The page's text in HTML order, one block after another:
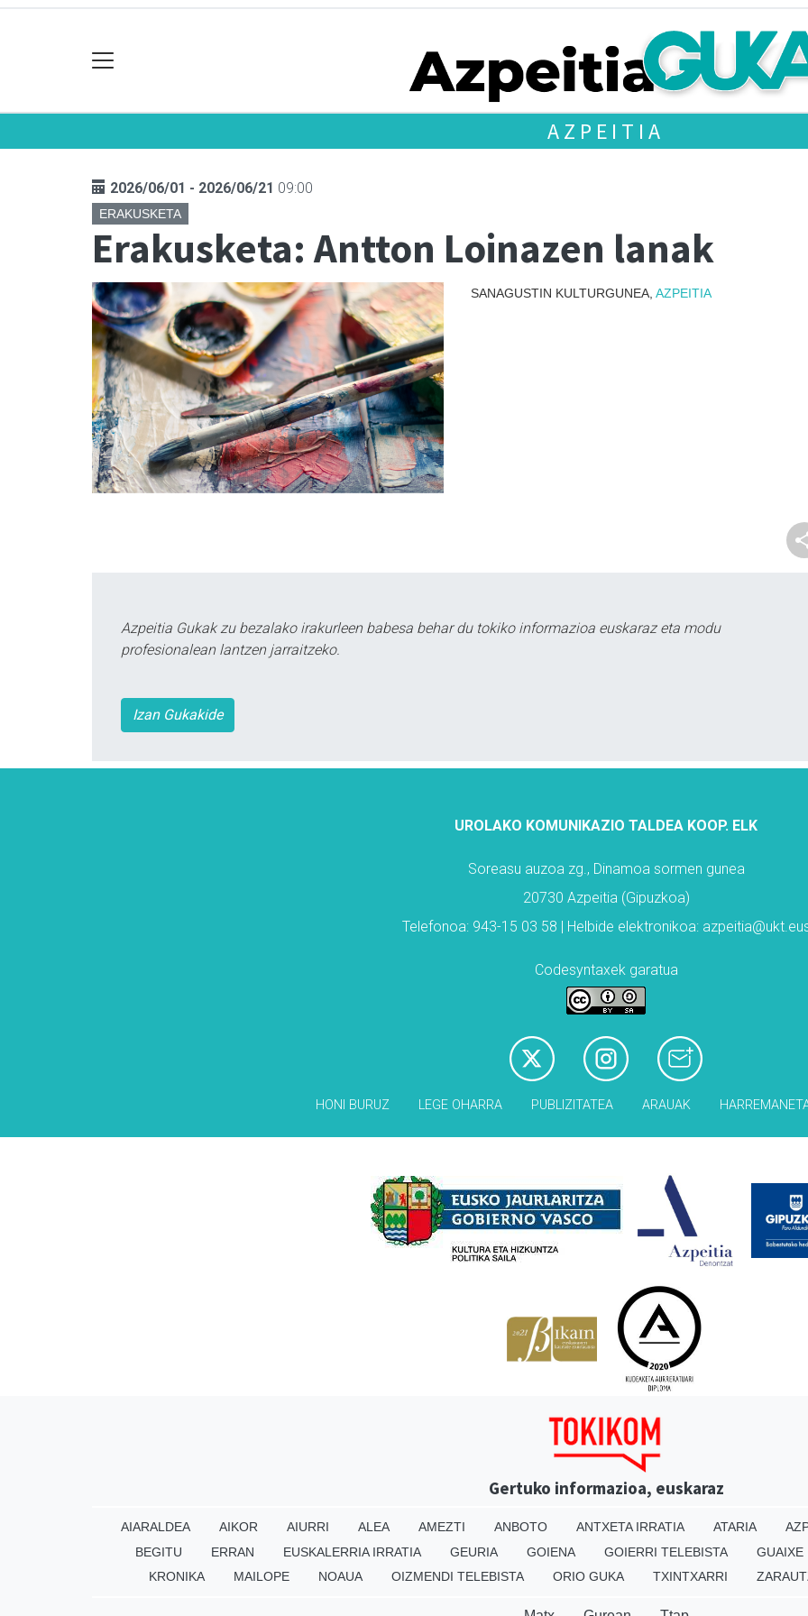
AZPEITIA
2026/06/01 - 2026/06/21 09:00
ERAKUSKETA
Erakusketa: Antton Loinazen lanak
SANAGUSTIN KULTURGUNEA, AZPEITIA
Azpeitia Gukak zu bezalako irakurleen babesa behar du tokiko informazioa euskaraz eta modu
profesionalean lantzen jarraitzeko.
Izan Gukakide
UROLAKO KOMUNIKAZIO TALDEA KOOP. ELK
Soreasu auzoa zg., Dinamoa sormen gunea
20730 Azpeitia (Gipuzkoa)
Telefonoa: 943-15 03 58 | Helbide elektronikoa:
Codesyntaxek garatua
HONI BURUZ LEGE OHARRA PUBLIZITATEA ARAUAK
Gertuko informazioa, euskaraz
AIARALDEA AIKOR AIURRI ALEA AMEZTI ANBOTO ANTXETA IRRATIA ATARIA
BEGITU
ERRAN EUSKALERRIA IRRATIA GEURIA GOIENA GOIERRI TELEBISTA GUAIXE
KRONIKA
MAILOPE NOAUA OIZMENDI TELEBISTA ORIO GUKA TXINTXARRI